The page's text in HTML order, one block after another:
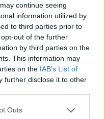
continue seeing
information utilized by
to third parties prior to
out of the further
by third parties on the
This information may
on the IAB’s List of
further disclose it to other
Outs